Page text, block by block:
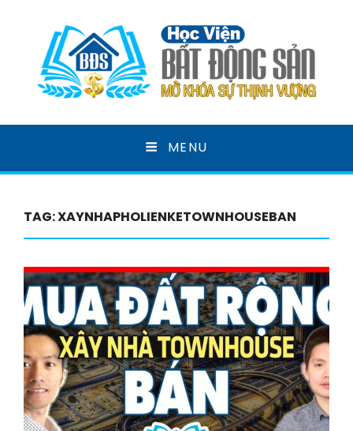
HỌC VIỆN BẤT ĐỘNG
SẢN
MENU
TAG:XAYNHAPHOLIENKETOWNHOUSEBAN